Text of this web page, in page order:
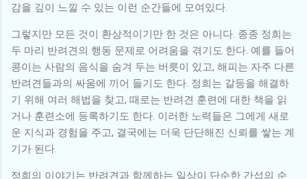
감을 깊이 느낄 수 있는 이런 순간들에 모여있다.
그렇지만 모든 것이 환상적이기만 한 것은 아니다. 종종 정희는
두 마리 반려견의 행동 문제로 어려움을 겪기도 한다. 예를 들어
콩이는 사람의 음식을 숨겨 두는 버릇이 있고, 해피는 자주 다른
반려견들과의 싸움에 끼어 들기도 한다. 정희는 갈등을 해결하
기 위해 여러 해법을 찾고, 때로는 반려견 훈련에 대한 책을 읽
거나 훈련소에 등록하기도 한다. 이러한 노력들은 그에게 새로
운 지식과 경험을 주고, 결국에는 더욱 단단해진 신뢰를 쌓는 계
기가 된다.
정희의 이야기는 반려견과 함께하는 일상이 단순한 간섭의 순